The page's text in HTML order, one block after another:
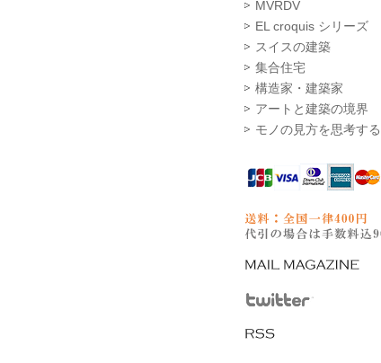
MVRDV
EL croquis シリーズ
スイスの建築
集合住宅
構造家・建築家
アートと建築の境界
モノの見方を思考する